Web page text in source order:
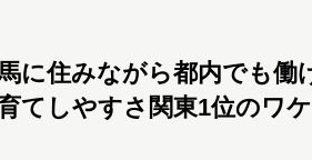
馬に住みながら都内でも
てしやすさ関東1位のワ